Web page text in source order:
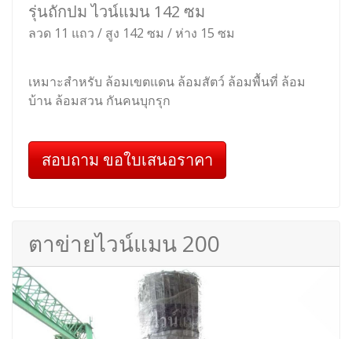
รุ่นถักปม ไวน์แมน 142 ซม
ลวด 11 แถว / สูง 142 ซม / ห่าง 15 ซม
เหมาะสำหรับ ล้อมเขตแดน ล้อมสัตว์ ล้อมพื้นที่ ล้อม
บ้าน ล้อมสวน กันคนบุกรุก
สอบถาม ขอใบเสนอราคา
ตาข่ายไวน์แมน 200